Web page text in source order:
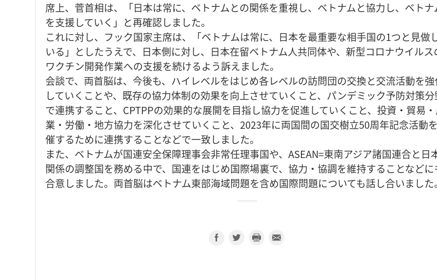
席上、菅首相は、「日本は常に、ベトナムとの関係を重視し、ベトナムと協力し、ベトナ
を支援していく」と再確認しました。
これに対し、フック国家主席は、「ベトナムは常に、日本を最重要な相手国の1つと見做
いる」としたうえで、日本側に対し、日本在留ベトナム人共同体や、新型コロナウイルス
ワクチン開発作業への支援を続けるよう訴えました。
会談で、両首脳は、今後も、ハイレベルをはじめ各レベルの訪問団の交換と交流活動を
していくことや、既存の協力体制の効果を向上させていくこと、パンデミック予防対策
で連携すること、CPTPPの効果的な展開を目指し協力を促進していくこと、投資・貿易
業・労働・地方協力を深化させていくこと、2023年に両国間の国交樹立50周年記念活動
催するために連携することなどで一致しました。
また、ベトナムが国連安全保障理事会非常任理事国や、ASEAN=東南アジア諸国連合と日
関係の調整国を務める中で、国連をはじめ国際場裏で、協力・協調を維持することなどに
合意しました。両首脳はベトナム東部海域問題を含め国際問題についても話し合いました